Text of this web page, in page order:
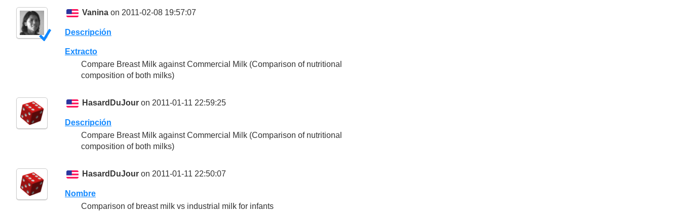
Vanina on 2011-02-08 19:57:07
Descripción
Extracto
Compare Breast Milk against Commercial Milk (Comparison of nutritional
composition of both milks)
HasardDuJour on 2011-01-11 22:59:25
Descripción
Compare Breast Milk against Commercial Milk (Comparison of nutritional
composition of both milks)
HasardDuJour on 2011-01-11 22:50:07
Nombre
Comparison of breast milk vs industrial milk for infants